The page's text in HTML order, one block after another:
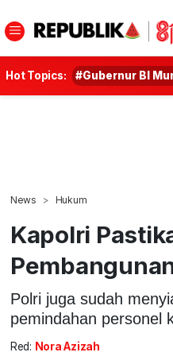
Hot Topics: #Gubernur BI
News Hukum
Kapolri
Polri juga sudah
pemindahan personel
Red: Nora Azizah